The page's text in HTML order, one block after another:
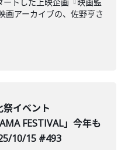
画アーカイブの、佐野亨さ
祭イベント
FESTIVAL」今年も
10/15 #493